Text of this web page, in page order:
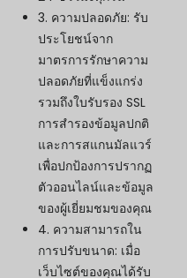
3. ความปลอดภัย: รับ
ประโยชน์จาก
มาตรการรักษาความ
ปลอดภัยที่แข็งแกร่ง
รวมถึงใบรับรอง SSL
การสำรองข้อมูลปกติ
และการสแกนมัลแวร์
เพื่อปกป้องการปรากฏ
ตัวออนไลน์และข้อมูล
ของผู้เยี่ยมชมของคุณ
4. ความสามารถใน
การปรับขนาด: เมื่อ
เว็บไซต์ของคุณได้รับ